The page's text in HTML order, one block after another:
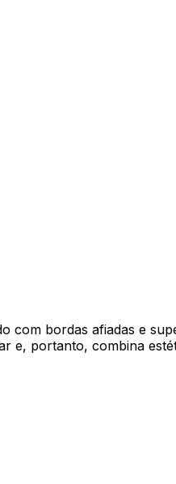
com bordas afiadas e
e, portanto, combina